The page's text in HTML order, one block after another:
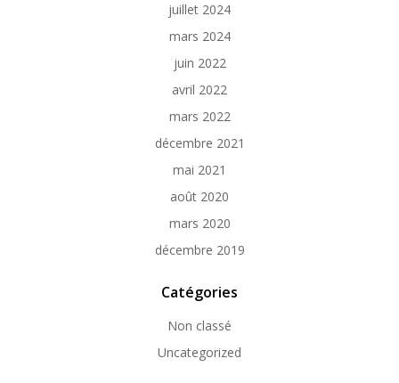
juillet 2024
mars 2024
juin 2022
avril 2022
mars 2022
décembre 2021
mai 2021
août 2020
mars 2020
décembre 2019
Catégories
Non classé
Uncategorized